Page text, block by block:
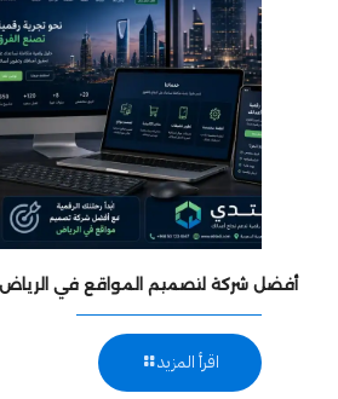
أفضل شركة لتصميم المواقع في الرياض
اقرأ المزيد